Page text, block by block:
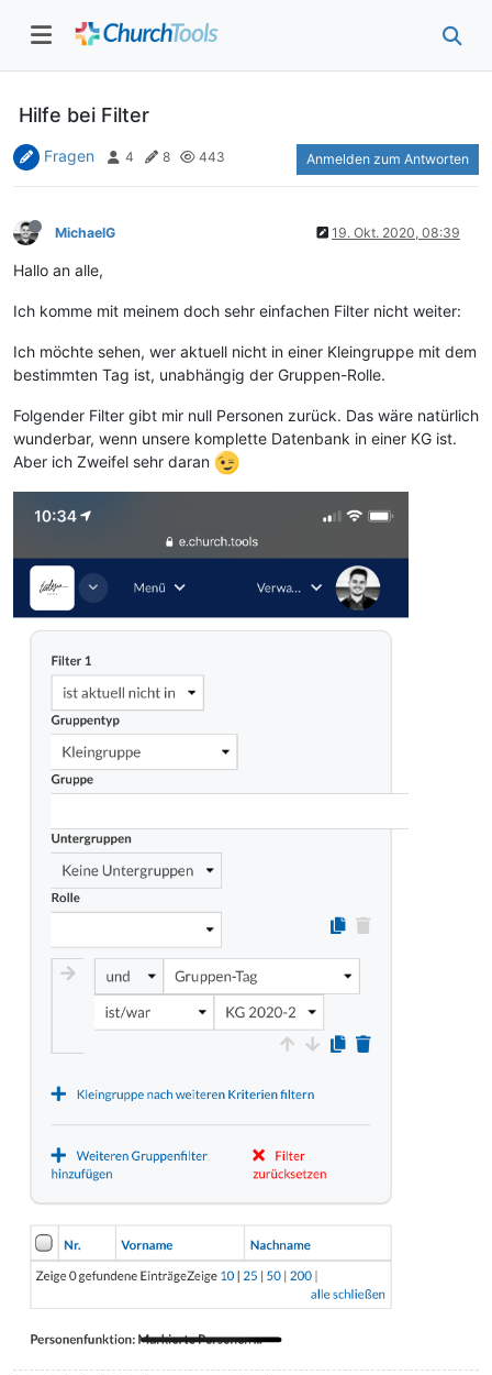
Hilfe bei Filter
Fragen 4 8 443 Anmelden zum Antworten
MichaelG 19. Okt. 2020, 08:39
Hallo an alle,
Ich komme mit meinem doch sehr einfachen Filter nicht weiter:
Ich möchte sehen, wer aktuell nicht in einer Kleingruppe mit dem
bestimmten Tag ist, unabhängig der Gruppen-Rolle.
Folgender Filter gibt mir null Personen zurück. Das wäre natürlich
wunderbar, wenn unsere komplette Datenbank in einer KG ist.
Aber ich Zweifel sehr daran